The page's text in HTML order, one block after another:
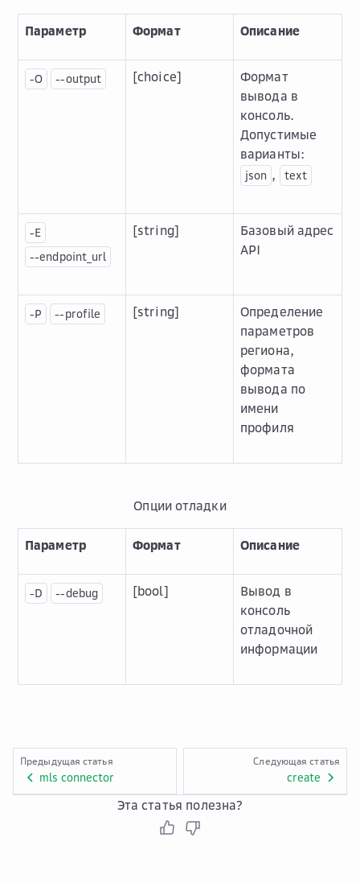
Параметр Формат Описание
-O --output [choice]
Формат
вывода в
консоль.
Допустимые
варианты:
json , text
-E
--endpoint_url
[string]
Базовый адрес
API
-P --profile [string]
Определение
параметров
региона,
формата
вывода по
имени
профиля
Опции отладки
Параметр Формат Описание
-D --debug [bool]
Вывод в
консоль
отладочной
информации
Предыдущая статья
mls connector
Следующая статья
create
Эта статья полезна?